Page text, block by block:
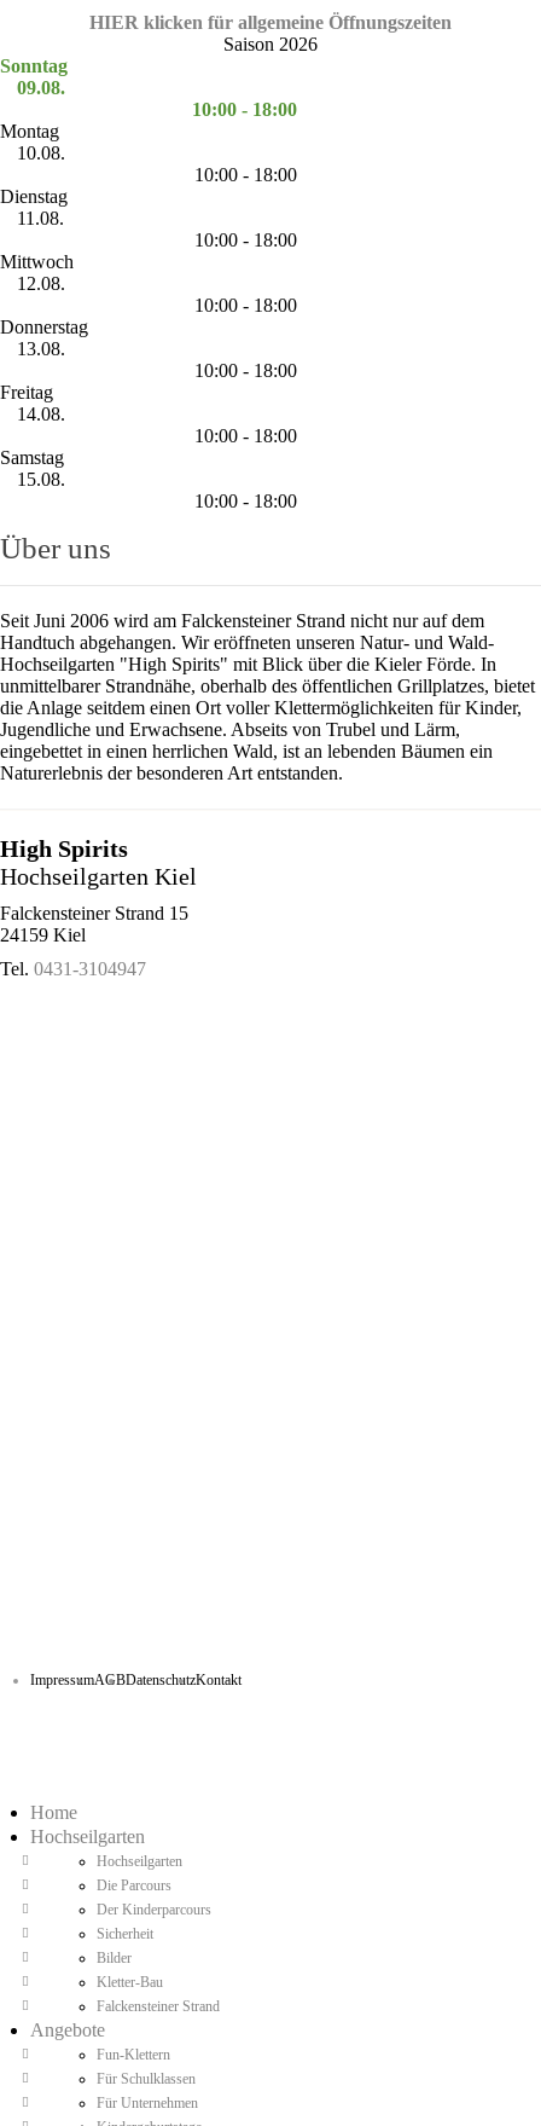
HIER klicken für allgemeine Öffnungszeiten
Saison 2026
Sonntag
09.08.
10:00 - 18:00
Montag
10.08.
10:00 - 18:00
Dienstag
11.08.
10:00 - 18:00
Mittwoch
12.08.
10:00 - 18:00
Donnerstag
13.08.
10:00 - 18:00
Freitag
14.08.
10:00 - 18:00
Samstag
15.08.
10:00 - 18:00
Über uns
Seit Juni 2006 wird am Falckensteiner Strand nicht nur auf dem
Handtuch abgehangen. Wir eröffneten unseren Natur- und Wald-
Hochseilgarten "High Spirits" mit Blick über die Kieler Förde. In
unmittelbarer Strandnähe, oberhalb des öffentlichen Grillplatzes, bietet
die Anlage seitdem einen Ort voller Klettermöglichkeiten für Kinder,
Jugendliche und Erwachsene. Abseits von Trubel und Lärm,
eingebettet in einen herrlichen Wald, ist an lebenden Bäumen ein
Naturerlebnis der besonderen Art entstanden.
High Spirits
Hochseilgarten Kiel
Falckensteiner Strand 15
24159 Kiel
Tel. 0431-3104947
ImpressumAGBDatenschutzKontakt
Home
Hochseilgarten
Hochseilgarten
Die Parcours
Der Kinderparcours
Sicherheit
Bilder
Kletter-Bau
Falckensteiner Strand
Angebote
Fun-Klettern
Für Schulklassen
Für Unternehmen